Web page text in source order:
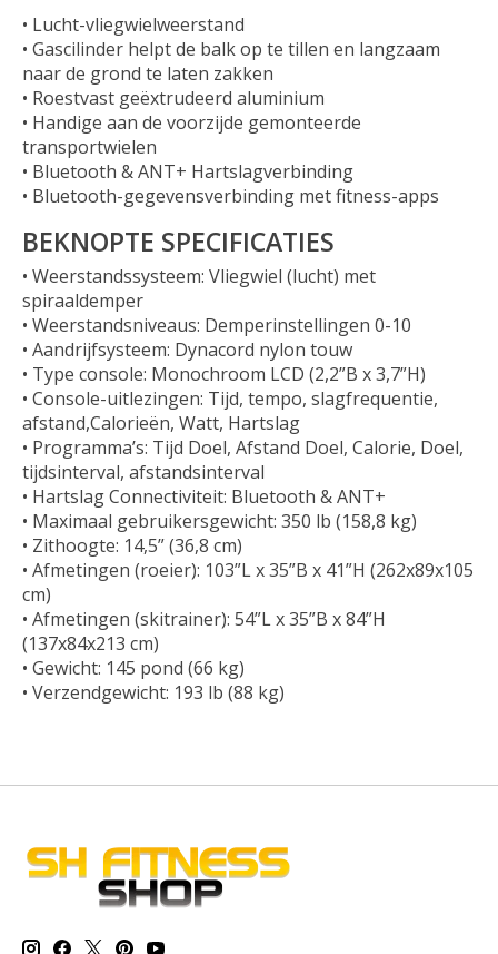
• Lucht-vliegwielweerstand
• Gascilinder helpt de balk op te tillen en langzaam
naar de grond te laten zakken
• Roestvast geëxtrudeerd aluminium
• Handige aan de voorzijde gemonteerde
transportwielen
• Bluetooth & ANT+ Hartslagverbinding
• Bluetooth-gegevensverbinding met fitness-apps
BEKNOPTE SPECIFICATIES
• Weerstandssysteem: Vliegwiel (lucht) met
spiraaldemper
• Weerstandsniveaus: Demperinstellingen 0-10
• Aandrijfsysteem: Dynacord nylon touw
• Type console: Monochroom LCD (2,2”B x 3,7”H)
• Console-uitlezingen: Tijd, tempo, slagfrequentie,
afstand,Calorieën, Watt, Hartslag
• Programma’s: Tijd Doel, Afstand Doel, Calorie, Doel,
tijdsinterval, afstandsinterval
• Hartslag Connectiviteit: Bluetooth & ANT+
• Maximaal gebruikersgewicht: 350 lb (158,8 kg)
• Zithoogte: 14,5” (36,8 cm)
• Afmetingen (roeier): 103”L x 35”B x 41”H (262x89x105
cm)
• Afmetingen (skitrainer): 54”L x 35”B x 84”H
(137x84x213 cm)
• Gewicht: 145 pond (66 kg)
• Verzendgewicht: 193 lb (88 kg)